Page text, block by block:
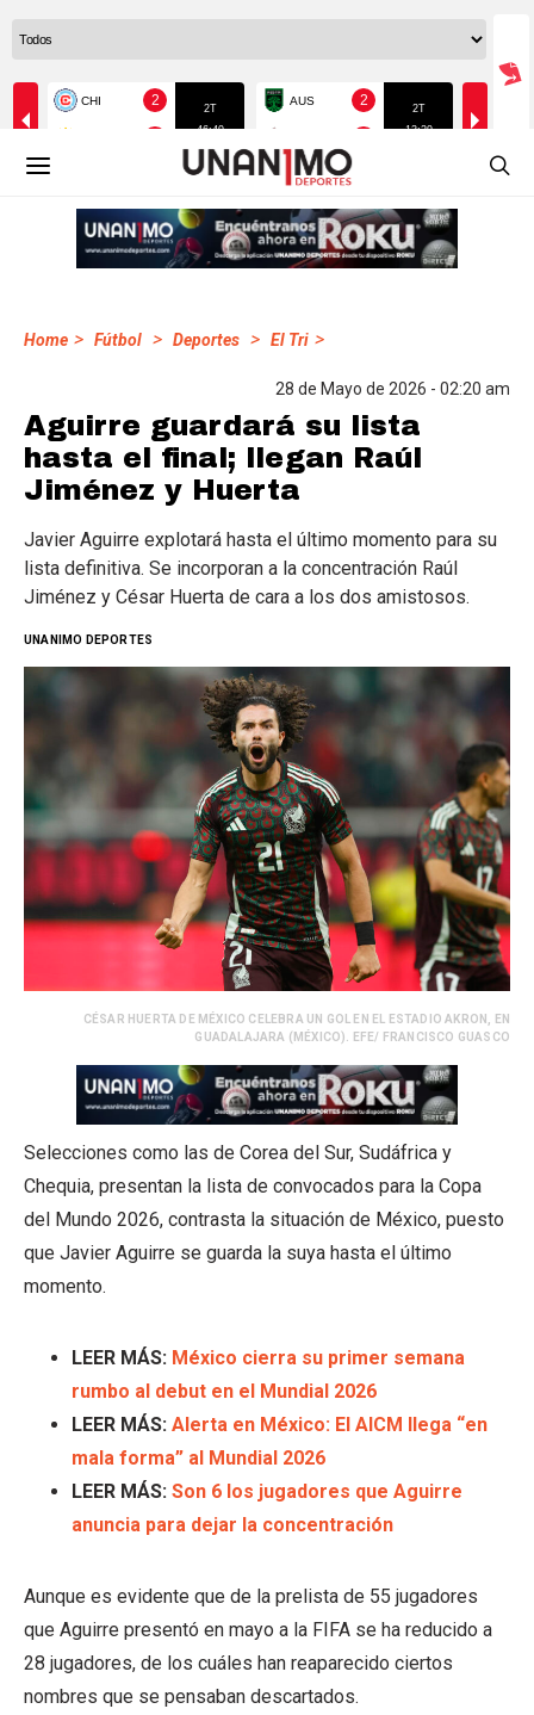
Home > Fútbol > Deportes > El Tri >
28 de Mayo de 2026 - 02:20 am
Aguirre guardará su lista
hasta el final; llegan Raúl
Jiménez y Huerta
Javier Aguirre explotará hasta el último momento para su
lista definitiva. Se incorporan a la concentración Raúl
Jiménez y César Huerta de cara a los dos amistosos.
UNANIMO DEPORTES
CÉSAR HUERTA DE MÉXICO CELEBRA UN GOL EN EL ESTADIO AKRON, EN
GUADALAJARA (MÉXICO). EFE/ FRANCISCO GUASCO
Selecciones como las de Corea del Sur, Sudáfrica y
Chequia, presentan la lista de convocados para la Copa
del Mundo 2026, contrasta la situación de México, puesto
que Javier Aguirre se guarda la suya hasta el último
momento.
LEER MÁS: México cierra su primer semana
rumbo al debut en el Mundial 2026
LEER MÁS: Alerta en México: El AICM llega “en
mala forma” al Mundial 2026
LEER MÁS: Son 6 los jugadores que Aguirre
anuncia para dejar la concentración
Aunque es evidente que de la prelista de 55 jugadores
que Aguirre presentó en mayo a la FIFA se ha reducido a
28 jugadores, de los cuáles han reaparecido ciertos
nombres que se pensaban descartados.